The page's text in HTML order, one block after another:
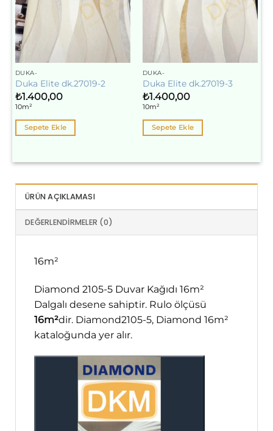
DUKA-
Duka Elite dk.27019-2
₺1.400,00
10m²
Sepete Ekle
DUKA-
Duka Elite dk.27019-3
₺1.400,00
10m²
Sepete Ekle
ÜRÜN AÇIKLAMASI
DEĞERLENDIRMELER (0)
16m²
Diamond 2105-5 Duvar Kağıdı 16m²
Dalgalı desene sahiptir. Rulo ölçüsü
16m²dir. Diamond2105-5, Diamond 16m²
kataloğunda yer alır.